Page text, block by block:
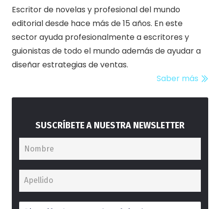
Escritor de novelas y profesional del mundo
editorial desde hace más de 15 años. En este
sector ayuda profesionalmente a escritores y
guionistas de todo el mundo además de ayudar a
diseñar estrategias de ventas.
Saber más
SUSCRÍBETE A NUESTRA NEWSLETTER